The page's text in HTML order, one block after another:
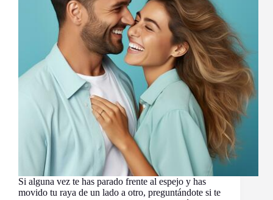
Si alguna vez te has parado frente al espejo y has
movido tu raya de un lado a otro, preguntándote si te